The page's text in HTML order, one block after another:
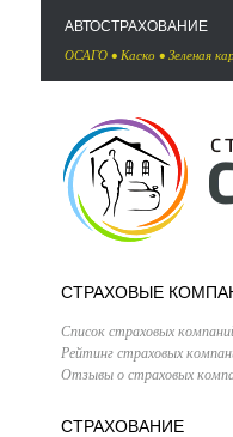
АВТОСТРАХОВАНИЕ
ОСАГО • Каско • Зеленая
СТРАХОВЫЕ
Список страховых
Рейтинг страховых
Отзывы о страховых
СТРАХОВАНИЕ